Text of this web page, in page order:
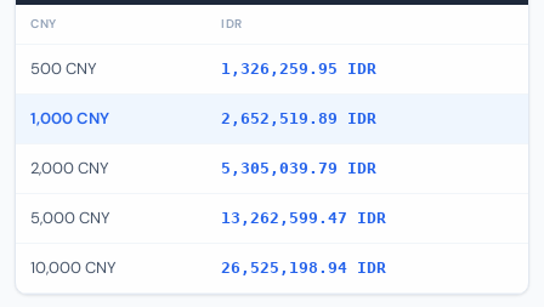
CNY IDR
500 CNY 1,326,259.95 IDR
1,000 CNY 2,652,519.89 IDR
2,000 CNY 5,305,039.79 IDR
5,000 CNY 13,262,599.47 IDR
10,000 CNY 26,525,198.94 IDR